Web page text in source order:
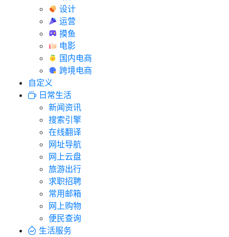
设计
运营
摸鱼
电影
国内电商
跨境电商
自定义
日常生活
新闻资讯
搜索引擎
在线翻译
网址导航
网上云盘
旅游出行
求职招聘
常用邮箱
网上购物
便民查询
生活服务